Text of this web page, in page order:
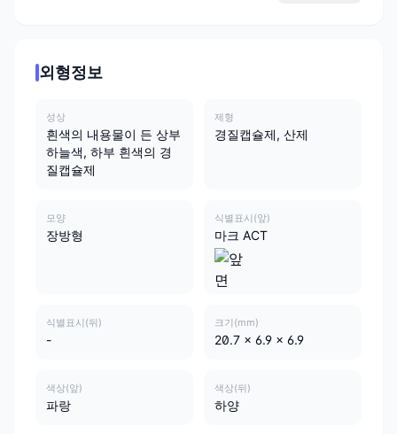
외형정보
성상
흰색의 내용물이 든 상부
하늘색, 하부 흰색의 경
질캡슐제
제형
경질캡슐제, 산제
모양
장방형
식별표시(앞)
마크 ACT
식별표시(뒤)
-
크기(mm)
20.7 x 6.9 x 6.9
색상(앞)
파랑
색상(뒤)
하양